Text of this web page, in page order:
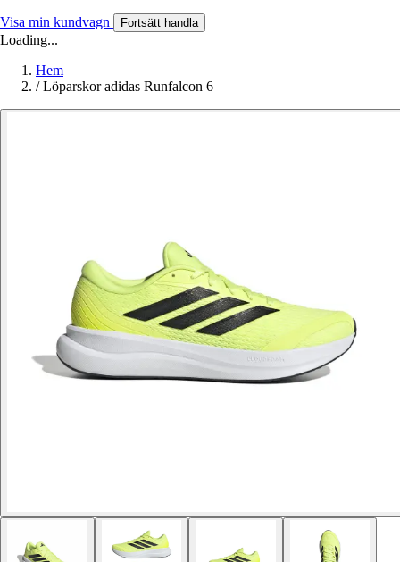
Visa min kundvagn Fortsätt handla
Loading...
Hem
/ Löparskor adidas Runfalcon 6